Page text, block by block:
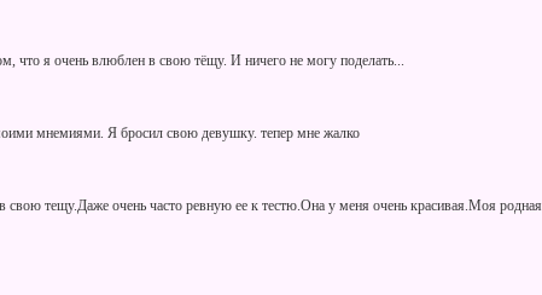
что я очень влюблен в свою тёщу. И ничего не могу поделать...
мнемиями. Я бросил свою девушку. тепер мне жалко
свою тещу.Даже очень часто ревную ее к тестю.Она у меня очень красивая.Моя родная